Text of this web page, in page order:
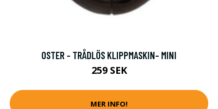
OSTER - TRÅDLÖS KLIPPMASKIN- MINI
259 SEK
MER INFO!